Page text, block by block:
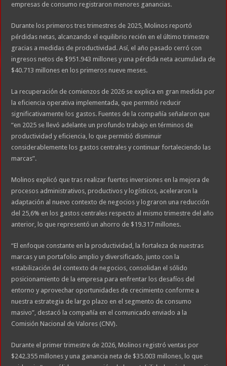
empresas de consumo registraron menores ganancias.
Durante los primeros tres trimestres de 2025, Molinos reportó
pérdidas netas, alcanzando el equilibrio recién en el último trimestre
gracias a medidas de productividad. Así, el año pasado cerró con
ingresos netos de $951.943 millones y una pérdida neta acumulada de
$40.713 millones en los primeros nueve meses.
La recuperación de comienzos de 2026 se explica en gran medida por
la eficiencia operativa implementada, que permitió reducir
significativamente los gastos. Fuentes de la compañía señalaron que
“en 2025 se llevó adelante un profundo trabajo en términos de
productividad y eficiencia, lo que permitió disminuir
considerablemente los gastos centrales y continuar fortaleciendo las
marcas”.
Molinos explicó que tras realizar fuertes inversiones en la mejora de
procesos administrativos, productivos y logísticos, aceleraron la
adaptación al nuevo contexto de negocios y lograron una reducción
del 25,6% en los gastos centrales respecto al mismo trimestre del año
anterior, lo que representó un ahorro de $19.317 millones.
“El enfoque constante en la productividad, la fortaleza de nuestras
marcas y un portafolio amplio y diversificado, junto con la
estabilización del contexto de negocios, consolidan el sólido
posicionamiento de la empresa para enfrentar los desafíos del
entorno y aprovechar oportunidades de crecimiento conforme a
nuestra estrategia de largo plazo en el segmento de consumo
masivo”, destacó la compañía en el comunicado enviado a la
Comisión Nacional de Valores (CNV).
Durante el primer trimestre de 2026, Molinos registró ventas por
$242.355 millones y una ganancia neta de $35.003 millones, lo que